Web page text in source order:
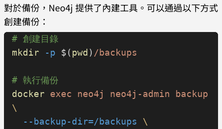
對於備份，Neo4j 提供了內建工具。可以通過以下方式
創建備份：
# 創建目錄
mkdir -p $(pwd) /backups
# 執行備份
docker exec neo4j neo4j-admin backup
\
  --backup-dir=/backups
\